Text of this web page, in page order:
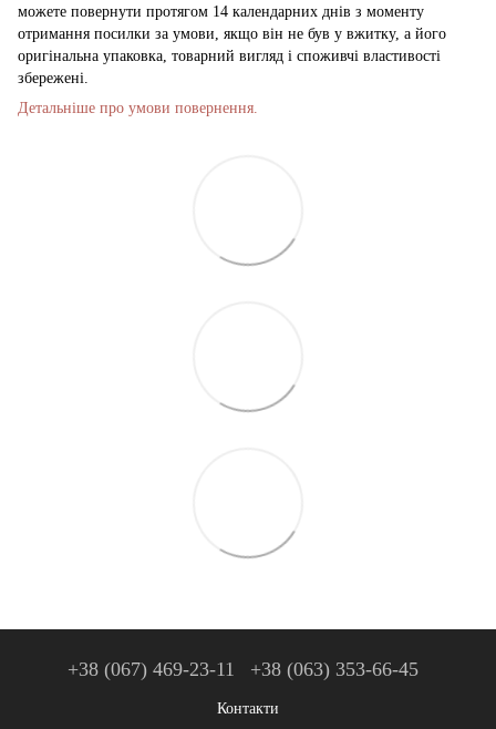
можете повернути протягом 14 календарних днів з моменту
отримання посилки за умови, якщо він не був у вжитку, а його
оригінальна упаковка, товарний вигляд і споживчі властивості
збережені.
Детальніше про умови повернення.
+38 (067) 469-23-11 +38 (063) 353-66-45
Контакти